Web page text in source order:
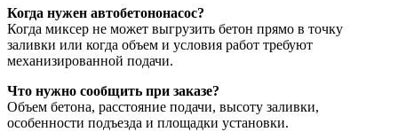
Когда нужен автобетононасос?
Когда миксер не может выгрузить бетон прямо в точку
заливки или когда объем и условия работ требуют
механизированной подачи.
Что нужно сообщить при заказе?
Объем бетона, расстояние подачи, высоту заливки,
особенности подъезда и площадки установки.